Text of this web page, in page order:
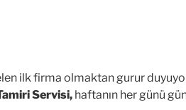
ilk firma olmaktan gurur
Servisi, haftanın her günü